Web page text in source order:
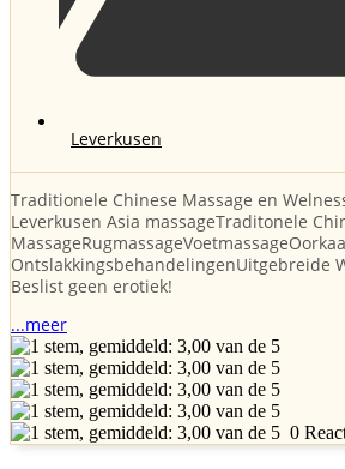
Leverkusen
Traditionele Chinese Massage en
Leverkusen Asia massageTraditonele
OntslakkingsbehandelingenUitgebreide
Beslist geen erotiek!
...meer
0